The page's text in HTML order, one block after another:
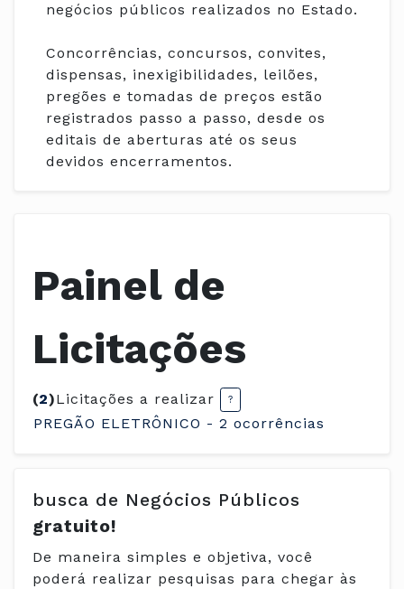
negócios públicos realizados no Estado.
Concorrências, concursos, convites,
dispensas, inexigibilidades, leilões,
pregões e tomadas de preços estão
registrados passo a passo, desde os
editais de aberturas até os seus
devidos encerramentos.
Painel de
Licitações
(2)Licitações a realizar
PREGÃO ELETRÔNICO - 2 ocorrências
busca de Negócios Públicos
gratuito!
De maneira simples e objetiva, você
poderá realizar pesquisas para chegar às